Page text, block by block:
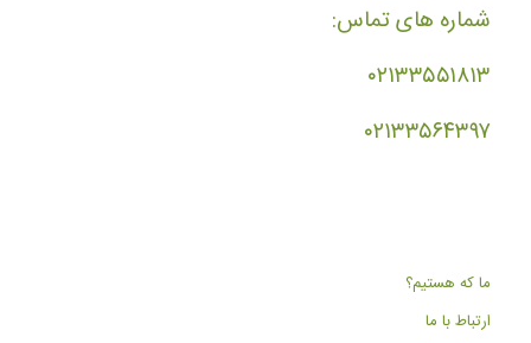
شماره های تماس:
۰۲۱۳۳۵۵۱۸۱۳
۰۲۱۳۳۵۶۴۳۹۷
ما که هستیم؟
ارتباط با ما